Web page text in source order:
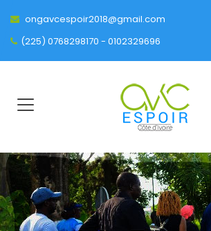
ongavcespoir2018@gmail.com
(225) 0768298170 - 0102329696